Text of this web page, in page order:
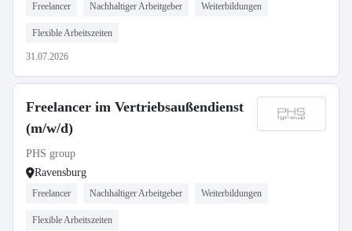
Freelancer Nachhaltiger Arbeitgeber Weiterbildungen
Flexible Arbeitszeiten
31.07.2026
Freelancer im Vertriebsaußendienst
(m/w/d)
PHS group
Ravensburg
Freelancer Nachhaltiger Arbeitgeber Weiterbildungen
Flexible Arbeitszeiten